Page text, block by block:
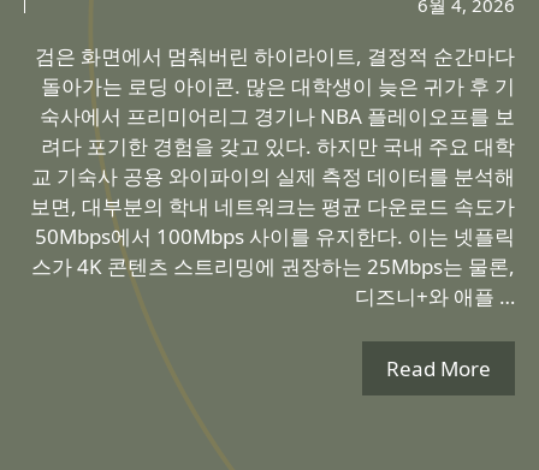
6월 4, 2026
검은 화면에서 멈춰버린 하이라이트, 결정적 순간마다
돌아가는 로딩 아이콘. 많은 대학생이 늦은 귀가 후 기
숙사에서 프리미어리그 경기나 NBA 플레이오프를 보
려다 포기한 경험을 갖고 있다. 하지만 국내 주요 대학
교 기숙사 공용 와이파이의 실제 측정 데이터를 분석해
보면, 대부분의 학내 네트워크는 평균 다운로드 속도가
50Mbps에서 100Mbps 사이를 유지한다. 이는 넷플릭
스가 4K 콘텐츠 스트리밍에 권장하는 25Mbps는 물론,
디즈니+와 애플 …
Read More